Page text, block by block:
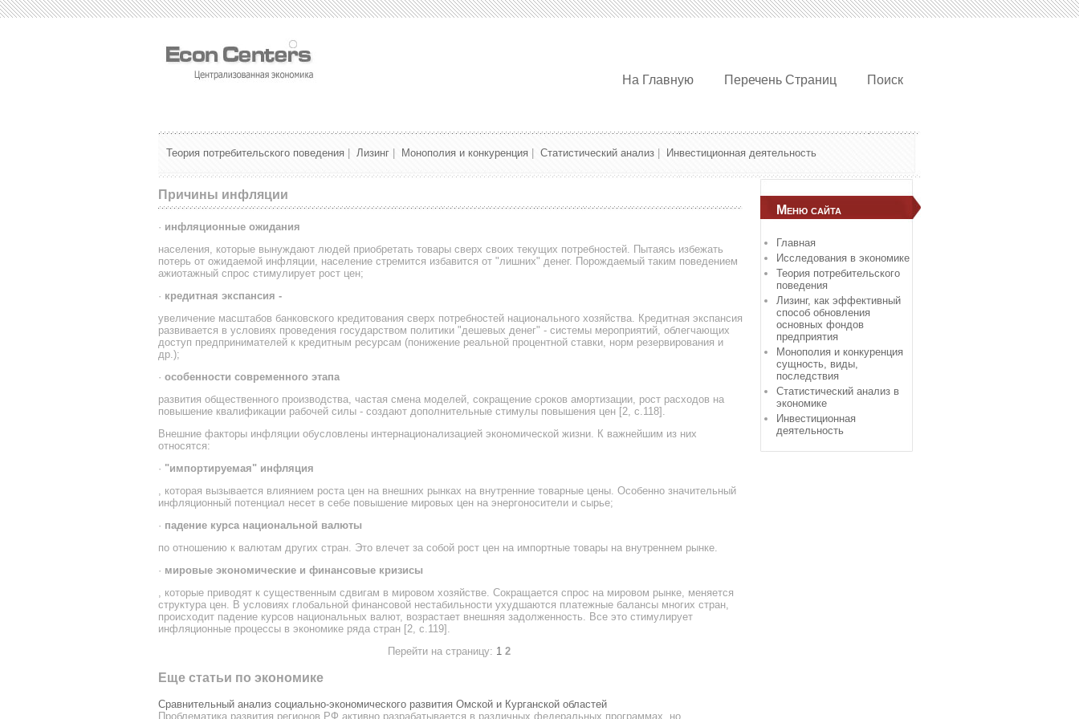
На Главную Перечень Страниц Поиск
Теория потребительского поведения Лизинг Монополия и конкуренция Статистический анализ Инвестиционная деятельность
Причины инфляции
· инфляционные ожидания
населения, которые вынуждают людей приобретать товары сверх своих текущих потребностей. Пытаясь избежать
потерь от ожидаемой инфляции, население стремится избавится от "лишних" денег. Порождаемый таким поведением
ажиотажный спрос стимулирует рост цен;
· кредитная экспансия -
увеличение масштабов банковского кредитования сверх потребностей национального хозяйства. Кредитная экспансия
развивается в условиях проведения государством политики "дешевых денег" - системы мероприятий, облегчающих
доступ предпринимателей к кредитным ресурсам (понижение реальной процентной ставки, норм резервирования и
др.);
· особенности современного этапа
развития общественного производства, частая смена моделей, сокращение сроков амортизации, рост расходов на
повышение квалификации рабочей силы - создают дополнительные стимулы повышения цен [2, с.118].
Внешние факторы инфляции обусловлены интернационализацией экономической жизни. К важнейшим из них
относятся:
· "импортируемая" инфляция
, которая вызывается влиянием роста цен на внешних рынках на внутренние товарные цены. Особенно значительный
инфляционный потенциал несет в себе повышение мировых цен на энергоносители и сырье;
· падение курса национальной валюты
по отношению к валютам других стран. Это влечет за собой рост цен на импортные товары на внутреннем рынке.
· мировые экономические и финансовые кризисы
, которые приводят к существенным сдвигам в мировом хозяйстве. Сокращается спрос на мировом рынке, меняется
структура цен. В условиях глобальной финансовой нестабильности ухудшаются платежные балансы многих стран,
происходит падение курсов национальных валют, возрастает внешняя задолженность. Все это стимулирует
инфляционные процессы в экономике ряда стран [2, с.119].
Перейти на страницу: 1 2
Еще статьи по экономике
Сравнительный анализ социально-экономического развития Омской и Курганской областей
Проблематика развития регионов РФ активно разрабатывается в различных федеральных программах, но
Меню сайта
Главная
Исследования в экономике
Теория потребительского
поведения
Лизинг, как эффективный
способ обновления
основных фондов
предприятия
Монополия и конкуренция
сущность, виды,
последствия
Статистический анализ в
экономике
Инвестиционная
деятельность